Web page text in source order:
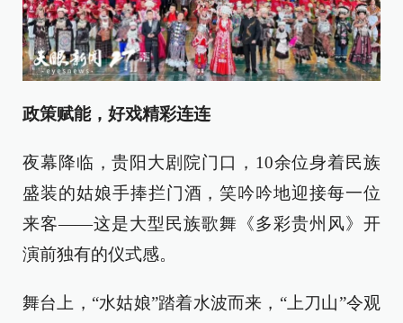
政策赋能，好戏精彩连连
夜幕降临，贵阳大剧院门口，10余位身着民族
盛装的姑娘手捧拦门酒，笑吟吟地迎接每一位
来客——这是大型民族歌舞《多彩贵州风》开
演前独有的仪式感。
舞台上，“水姑娘”踏着水波而来，“上刀山”令观